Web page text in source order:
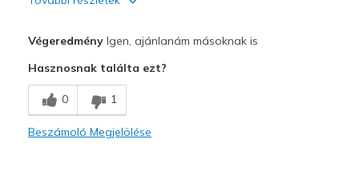
Comfortable
Stylish
VégeredményIgen, ajánlanám másoknak is
Hasznosnak találta ezt?
0 1
Beszámoló Megjelölése